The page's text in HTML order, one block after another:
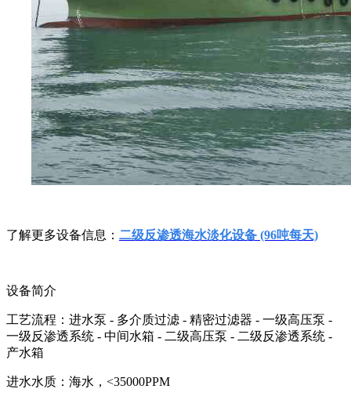
了解更多设备信息： 二级反渗透海水淡化设备 (96吨每天)
设备简介
工艺流程：进水泵 - 多介质过滤 - 精密过滤器 - 一级高压泵 -
一级反渗透系统 - 中间水箱 - 二级高压泵 - 二级反渗透系统 -
产水箱
进水水质：海水，<35000PPM